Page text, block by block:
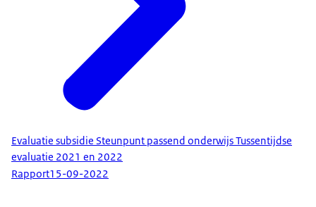
Evaluatie subsidie Steunpunt passend onderwijs Tussentijdse
evaluatie 2021 en 2022
Rapport15-09-2022